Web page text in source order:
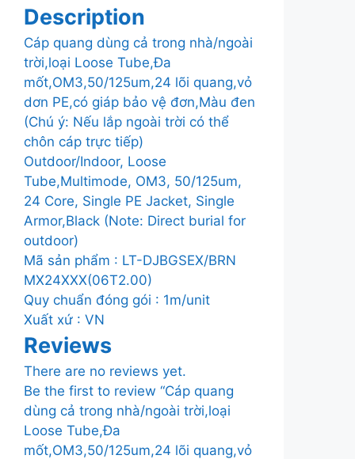
Description
Cáp quang dùng cả trong nhà/ngoài
trời,loại Loose Tube,Đa
mốt,OM3,50/125um,24 lõi quang,vỏ
dơn PE,có giáp bảo vệ đơn,Màu đen
(Chú ý: Nếu lắp ngoài trời có thể
chôn cáp trực tiếp)
Outdoor/Indoor, Loose
Tube,Multimode, OM3, 50/125um,
24 Core, Single PE Jacket, Single
Armor,Black (Note: Direct burial for
outdoor)
Mã sản phẩm : LT-DJBGSEX/BRN
MX24XXX(06T2.00)
Quy chuẩn đóng gói : 1m/unit
Xuất xứ : VN
Reviews
There are no reviews yet.
Be the first to review “Cáp quang
dùng cả trong nhà/ngoài trời,loại
Loose Tube,Đa
mốt,OM3,50/125um,24 lõi quang,vỏ